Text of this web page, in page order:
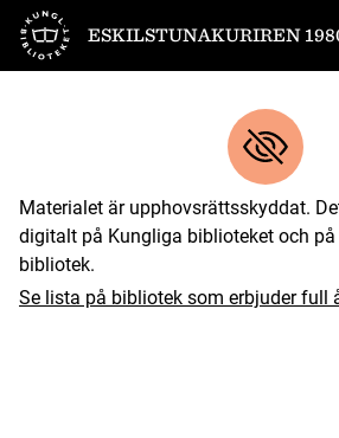
Till startsidan
ESKILSTUNAKURIREN
Materialet är upphovsrättsskyddat.
digitalt på Kungliga biblioteket och
bibliotek.
Se lista på bibliotek som erbjuder full